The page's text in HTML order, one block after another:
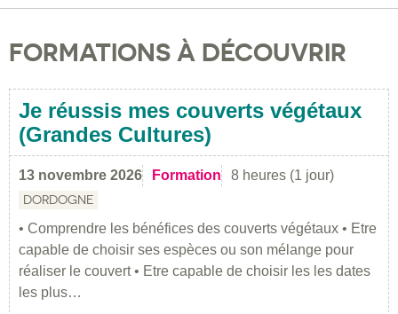
FORMATIONS À DÉCOUVRIR
Je réussis mes couverts végétaux
(Grandes Cultures)
13 novembre 2026 Formation 8 heures (1 jour)
DORDOGNE
• Comprendre les bénéfices des couverts végétaux • Etre
capable de choisir ses espèces ou son mélange pour
réaliser le couvert • Etre capable de choisir les les dates
les plus…